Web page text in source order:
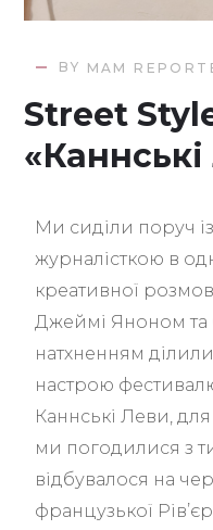
BY MAM
Street
Ми сиділи поруч
журналісткою в
креативної
Джеймі Яноном та
натхненням
настрою
Каннські Леви, для
ми погодилися з
відбувалося на
французької